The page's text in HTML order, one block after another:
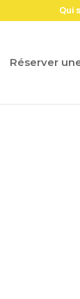
Qui
Réserver